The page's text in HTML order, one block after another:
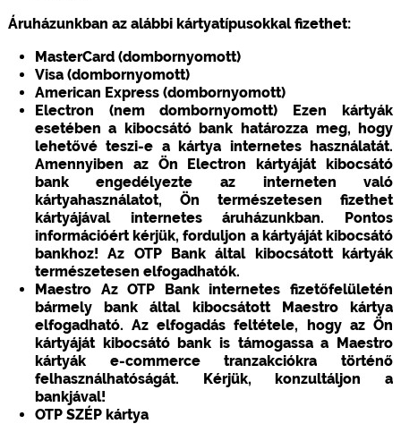
Áruházunkban az alábbi kártyatípusokkal fizethet:
MasterCard (dombornyomott)
Visa (dombornyomott)
American Express (dombornyomott)
Electron (nem dombornyomott) Ezen kártyák
esetében a kibocsátó bank határozza meg, hogy
lehetővé teszi-e a kártya internetes használatát.
Amennyiben az Ön Electron kártyáját kibocsátó
bank engedélyezte az interneten való
kártyahasználatot, Ön természetesen fizethet
kártyájával internetes áruházunkban. Pontos
információért kérjük, forduljon a kártyáját kibocsátó
bankhoz! Az OTP Bank által kibocsátott kártyák
természetesen elfogadhatók.
Maestro Az OTP Bank internetes fizetőfelületén
bármely bank által kibocsátott Maestro kártya
elfogadható. Az elfogadás feltétele, hogy az Ön
kártyáját kibocsátó bank is támogassa a Maestro
kártyák e-commerce tranzakciókra történő
felhasználhatóságát. Kérjük, konzultáljon a
bankjával!
OTP SZÉP kártya